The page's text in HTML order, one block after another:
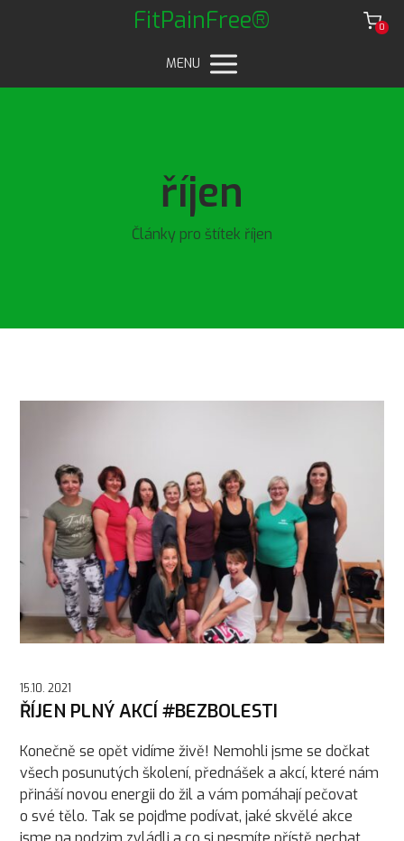
FitPainFree® 0
MENU
říjen
Články pro štítek říjen
15.10. 2021
ŘÍJEN PLNÝ AKCÍ #BEZBOLESTI
Konečně se opět vidíme živě! Nemohli jsme se dočkat
všech posunutých školení, přednášek a akcí, které nám
přináší novou energii do žil a vám pomáhají pečovat
o své tělo. Tak se pojďme podívat, jaké skvělé akce